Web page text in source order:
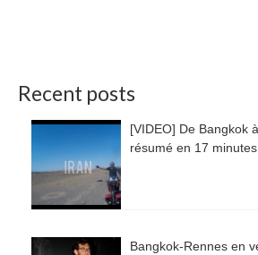
Recent posts
[VIDEO] De Bangkok
résumé en 17 minutes
Bangkok-Rennes en